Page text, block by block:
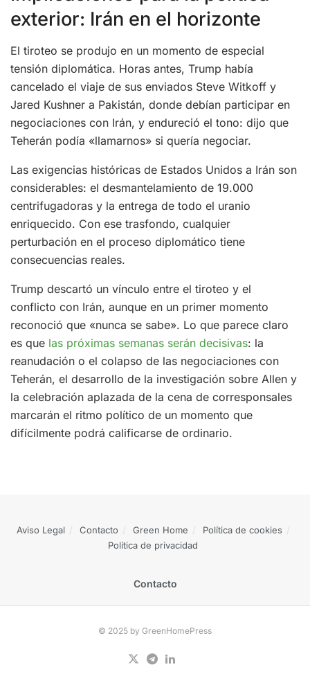
exterior: Irán en el horizonte
El tiroteo se produjo en un momento de especial
tensión diplomática. Horas antes, Trump había
cancelado el viaje de sus enviados Steve Witkoff y
Jared Kushner a Pakistán, donde debían participar en
negociaciones con Irán, y endureció el tono: dijo que
Teherán podía «llamarnos» si quería negociar.
Las exigencias históricas de Estados Unidos a Irán son
considerables: el desmantelamiento de 19.000
centrifugadoras y la entrega de todo el uranio
enriquecido. Con ese trasfondo, cualquier
perturbación en el proceso diplomático tiene
consecuencias reales.
Trump descartó un vínculo entre el tiroteo y el
conflicto con Irán, aunque en un primer momento
reconoció que «nunca se sabe». Lo que parece claro
es que las próximas semanas serán decisivas: la
reanudación o el colapso de las negociaciones con
Teherán, el desarrollo de la investigación sobre Allen y
la celebración aplazada de la cena de corresponsales
marcarán el ritmo político de un momento que
difícilmente podrá calificarse de ordinario.
Aviso Legal Contacto Green Home
Política de cookies
Política de privacidad
Contacto
© 2025 by GreenHomePress